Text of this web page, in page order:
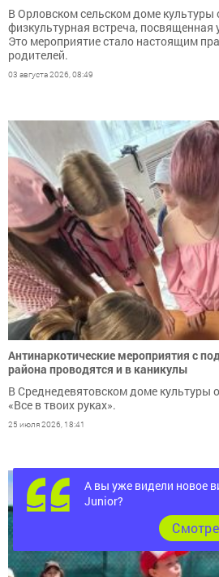
В Орловском сельском доме культуры
физкультурная встреча, посвященная
Это мероприятие стало настоящим
родителей.
03 августа 2026, 08:49
Антинаркотические мероприятия с
района проводятся и в каникулы
В Среднедевятовском доме культуры
«Все в твоих руках».
25 июля 2026, 18:41
А вы уже видели новое
Junior?